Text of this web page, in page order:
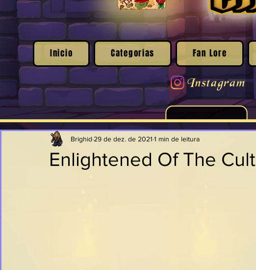
Inicio Categorias Fan Lore
Instagram
Enlightened Of The Cult
Brighid 29 de dez. de 2021 1 min de leitura